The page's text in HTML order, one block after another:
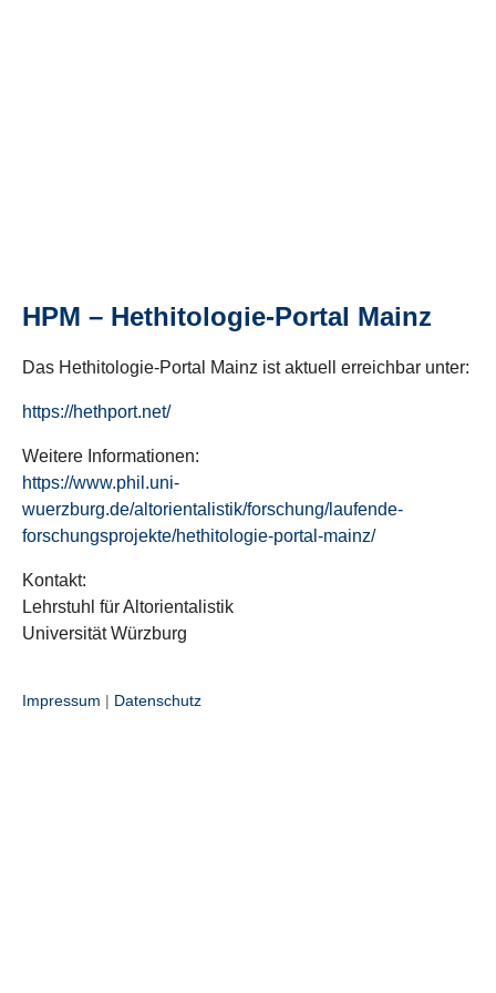
HPM – Hethitologie-Portal Mainz
Das Hethitologie-Portal Mainz ist aktuell erreichbar unter:
https://hethport.net/
Weitere Informationen:
https://www.phil.uni-
wuerzburg.de/altorientalistik/forschung/laufende-
forschungsprojekte/hethitologie-portal-mainz/
Kontakt:
Lehrstuhl für Altorientalistik
Universität Würzburg
Impressum | Datenschutz